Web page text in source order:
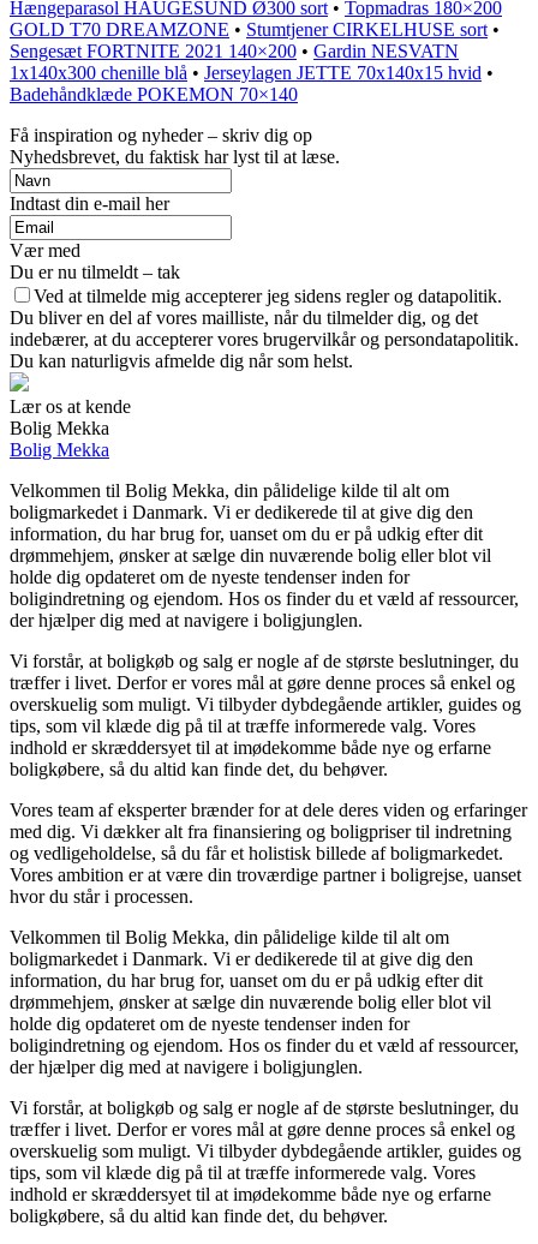
Hængeparasol HAUGESUND Ø300 sort • Topmadras 180×200
GOLD T70 DREAMZONE • Stumtjener CIRKELHUSE sort •
Sengesæt FORTNITE 2021 140×200 • Gardin NESVATN
1x140x300 chenille blå • Jerseylagen JETTE 70x140x15 hvid •
Badehåndklæde POKEMON 70×140
Få inspiration og nyheder – skriv dig op
Nyhedsbrevet, du faktisk har lyst til at læse.
Indtast din e-mail her
Vær med
Du er nu tilmeldt – tak
Ved at tilmelde mig accepterer jeg sidens regler og datapolitik.
Du bliver en del af vores mailliste, når du tilmelder dig, og det
indebærer, at du accepterer vores brugervilkår og persondatapolitik.
Du kan naturligvis afmelde dig når som helst.
Lær os at kende
Bolig Mekka
Bolig Mekka
Velkommen til Bolig Mekka, din pålidelige kilde til alt om
boligmarkedet i Danmark. Vi er dedikerede til at give dig den
information, du har brug for, uanset om du er på udkig efter dit
drømmehjem, ønsker at sælge din nuværende bolig eller blot vil
holde dig opdateret om de nyeste tendenser inden for
boligindretning og ejendom. Hos os finder du et væld af ressourcer,
der hjælper dig med at navigere i boligjunglen.
Vi forstår, at boligkøb og salg er nogle af de største beslutninger, du
træffer i livet. Derfor er vores mål at gøre denne proces så enkel og
overskuelig som muligt. Vi tilbyder dybdegående artikler, guides og
tips, som vil klæde dig på til at træffe informerede valg. Vores
indhold er skræddersyet til at imødekomme både nye og erfarne
boligkøbere, så du altid kan finde det, du behøver.
Vores team af eksperter brænder for at dele deres viden og erfaringer
med dig. Vi dækker alt fra finansiering og boligpriser til indretning
og vedligeholdelse, så du får et holistisk billede af boligmarkedet.
Vores ambition er at være din troværdige partner i boligrejse, uanset
hvor du står i processen.
Velkommen til Bolig Mekka, din pålidelige kilde til alt om
boligmarkedet i Danmark. Vi er dedikerede til at give dig den
information, du har brug for, uanset om du er på udkig efter dit
drømmehjem, ønsker at sælge din nuværende bolig eller blot vil
holde dig opdateret om de nyeste tendenser inden for
boligindretning og ejendom. Hos os finder du et væld af ressourcer,
der hjælper dig med at navigere i boligjunglen.
Vi forstår, at boligkøb og salg er nogle af de største beslutninger, du
træffer i livet. Derfor er vores mål at gøre denne proces så enkel og
overskuelig som muligt. Vi tilbyder dybdegående artikler, guides og
tips, som vil klæde dig på til at træffe informerede valg. Vores
indhold er skræddersyet til at imødekomme både nye og erfarne
boligkøbere, så du altid kan finde det, du behøver.